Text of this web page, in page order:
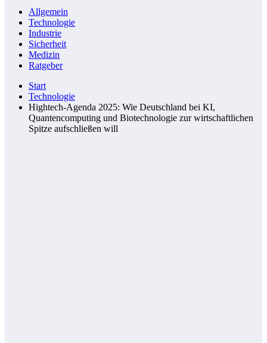
Allgemein
Technologie
Industrie
Sicherheit
Medizin
Ratgeber
Start
Technologie
Hightech-Agenda 2025: Wie Deutschland bei KI,
Quantencomputing und Biotechnologie zur wirtschaftlichen
Spitze aufschließen will